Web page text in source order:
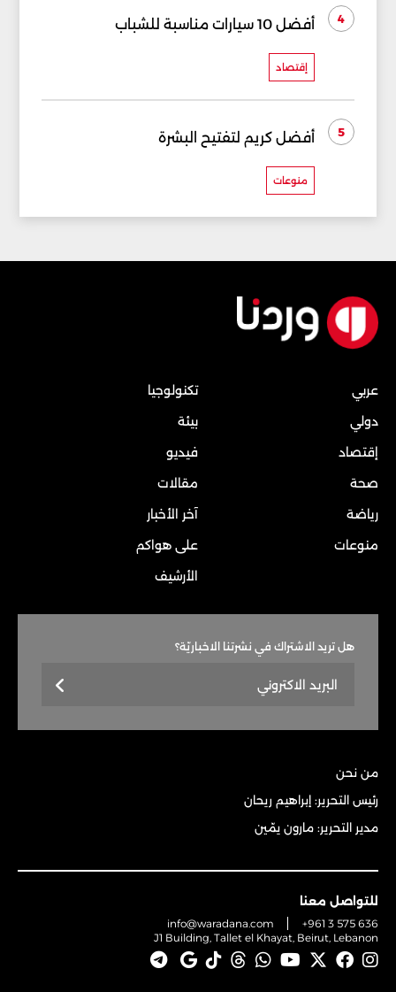
4 أفضل 10 سيارات مناسبة للشباب
إقتصاد
5 أفضل كريم لتفتيح البشرة
منوعات
عربي
دولي
إقتصاد
صحة
رياضة
منوعات
تكنولوجيا
بيئة
فيديو
مقالات
آخر الأخبار
على هواكم
الأرشيف
هل تريد الاشتراك في نشرتنا الاخباريّة؟
من نحن
رئيس التحرير: إبراهيم ريحان
مدير التحرير: مارون يمّين
للتواصل معنا
info@waradana.com
+961 3 575 636
J1 Building, Tallet el Khayat, Beirut, Lebanon